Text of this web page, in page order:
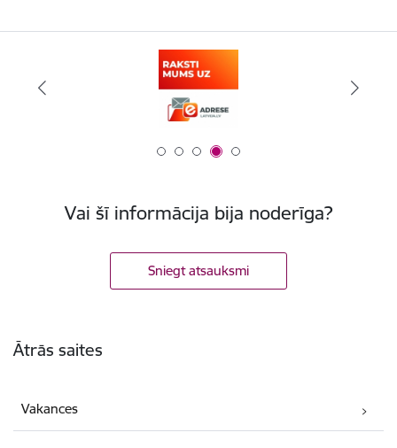
Vai šī informācija bija noderīga?
Sniegt atsauksmi
Ātrās saites
Vakances